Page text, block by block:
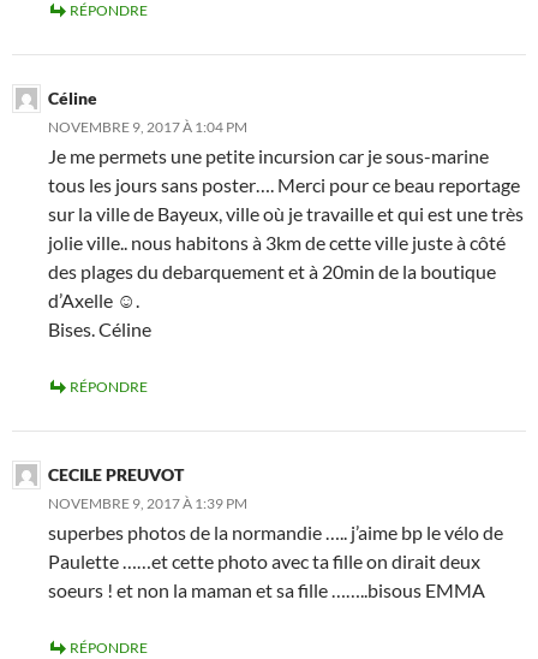
RÉPONDRE
Céline
NOVEMBRE 9, 2017 À 1:04 PM
Je me permets une petite incursion car je sous-marine
tous les jours sans poster…. Merci pour ce beau reportage
sur la ville de Bayeux, ville où je travaille et qui est une très
jolie ville.. nous habitons à 3km de cette ville juste à côté
des plages du debarquement et à 20min de la boutique
d’Axelle ☺.
Bises. Céline
RÉPONDRE
CECILE PREUVOT
NOVEMBRE 9, 2017 À 1:39 PM
superbes photos de la normandie ….. j’aime bp le vélo de
Paulette ……et cette photo avec ta fille on dirait deux
soeurs ! et non la maman et sa fille ……..bisous EMMA
RÉPONDRE